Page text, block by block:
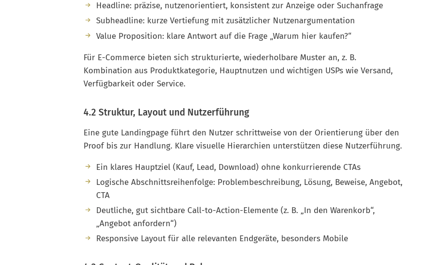
Headline: präzise, nutzenorientiert, konsistent zur Anzeige oder Suchanfrage
Subheadline: kurze Vertiefung mit zusätzlicher Nutzenargumentation
Value Proposition: klare Antwort auf die Frage „Warum hier kaufen?“
Für E-Commerce bieten sich strukturierte, wiederholbare Muster an, z. B.
Kombination aus Produktkategorie, Hauptnutzen und wichtigen USPs wie Versand,
Verfügbarkeit oder Service.
4.2 Struktur, Layout und Nutzerführung
Eine gute Landingpage führt den Nutzer schrittweise von der Orientierung über den
Proof bis zur Handlung. Klare visuelle Hierarchien unterstützen diese Nutzerführung.
Ein klares Hauptziel (Kauf, Lead, Download) ohne konkurrierende CTAs
Logische Abschnittsreihenfolge: Problembeschreibung, Lösung, Beweise, Angebot,
CTA
Deutliche, gut sichtbare Call-to-Action-Elemente (z. B. „In den Warenkorb“,
„Angebot anfordern“)
Responsive Layout für alle relevanten Endgeräte, besonders Mobile